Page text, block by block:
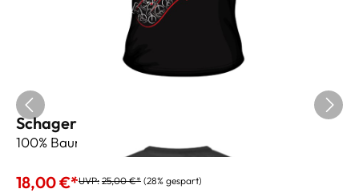
Schagerl T-Shirt Saxophon - L
100% Baumwolle
18,00 €*UVP: 25,00 €* (28% gespart)